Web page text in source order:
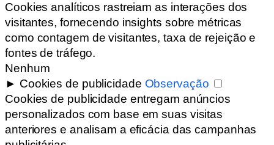
Cookies analíticos rastreiam as interações dos
visitantes, fornecendo insights sobre métricas
como contagem de visitantes, taxa de rejeição e
fontes de tráfego.
Nenhum
► Cookies de publicidade Observação
Cookies de publicidade entregam anúncios
personalizados com base em suas visitas
anteriores e analisam a eficácia das campanhas